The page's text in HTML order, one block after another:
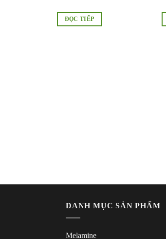
ĐỌC TIẾP
DANH MỤC SẢN PHẨM
Melamine